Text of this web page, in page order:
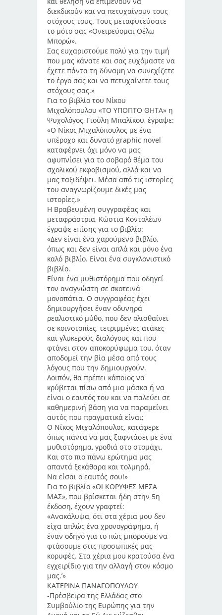
διεκδικούν και να πετυχαίνουν τους
στόχους τους. Τους μεταφυτεύσατε
το μότο σας «Ονειρεύομαι Θέλω
Μπορώ».
Σας ευχαριστούμε πολύ για την τιμή
που μας κάνατε και σας ευχόμαστε να
έχετε πάντα τη δύναμη να συνεχίζετε
το έργο σας και να πετυχαίνετε τους
στόχους σας.»
Για το βιβλίο του Νίκου
Μιχαλόπουλου «ΤΟ ΥΠΟΠΤΟ ΘΗΤΑ» η
Ψυχολόγος, Γιούλη Μπαλίκου, έγραψε:
«Ο Νίκος Μιχαλόπουλος με ένα
υπέροχο και δυνατό graphic novel
καταφέρνει όχι μόνο να μας
αφυπνίσει για το σοβαρό θέμα του
σχολικού εκφοβισμού, αλλά και να
μας ταξιδέψει. Μέσα από τις ιστορίες
του αναγνωρίζουμε δικές μας
ιστορίες.»
Η Βραβευμένη συγγραφέας και
μεταφράστρια, Κώστια Κοντολέων
έγραψε επίσης για το βιβλίο:
«Δεν είναι ένα χαρούμενο βιβλίο,
όπως και δεν είναι απλά και μόνο ένα
καλό βιβλίο. Είναι ένα συγκλονιστικό
βιβλίο.
Είναι ένα μυθιστόρημα που οδηγεί
τον αναγνώστη σε σκοτεινά
μονοπάτια. Ο συγγραφέας έχει
δημιουργήσει έναν οδυνηρά
ρεαλιστικό μύθο, που δεν ολισθαίνει
σε κοινοτοπίες, τετριμμένες ατάκες
και γλυκερούς διαλόγους και που
φτάνει στον αποκορύφωμα του, όταν
αποδομεί την βία μέσα από τους
λόγους που την δημιουργούν.
Λοιπόν, θα πρέπει κάποιος να
κρύβεται πίσω από μια μάσκα ή να
είναι ο εαυτός του και να παλεύει σε
καθημερινή βάση για να παραμείνει
αυτός που πραγματικά είναι;
Ο Νίκος Μιχαλόπουλος, κατάφερε
όπως πάντα να μας ξαφνιάσει με ένα
μυθιστόρημα, γροθιά στο στομάχι.
Και στο πιο πάνω ερώτημα μας
απαντά ξεκάθαρα και τολμηρά.
Να είσαι ο εαυτός σου!»
Για το βιβλίο «ΟΙ ΚΟΡΥΦΕΣ ΜΕΣΑ
ΜΑΣ», που βρίσκεται ήδη στην 5η
έκδοση, έχουν γραφτεί:
«Ανακάλυψα, ότι στα χέρια μου δεν
είχα απλώς ένα χρονογράφημα, ή
έναν οδηγό για το πώς μπορούμε να
φτάσουμε στις προσωπικές μας
κορυφές. Στα χέρια μου κρατούσα ένα
εγχειρίδιο για την αλλαγή στον κόσμο
μας.’»
KΑΤΕΡΙΝΑ ΠΑΝΑΓΟΠΟΥΛΟΥ
-Πρέσβειρα της Ελλάδας στο
Συμβούλιο της Ευρώπης για την